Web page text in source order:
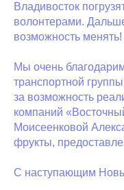
Владивосток
волонтерами.
возможность менять!
Мы очень
транспортной
за возможность
компаний
Моисеенковой
фрукты,
С наступающим